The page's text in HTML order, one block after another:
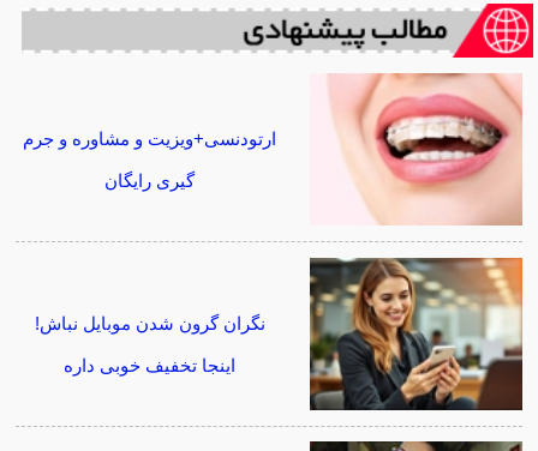
ارتودنسی+ویزیت و مشاوره و جرم
گیری رایگان
نگران گرون شدن موبایل نباش!
اینجا تخفیف خوبی داره